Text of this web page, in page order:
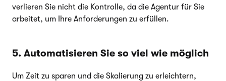
verlieren Sie nicht die Kontrolle, da die Agentur für Sie
arbeitet, um Ihre Anforderungen zu erfüllen.
5. Automatisieren Sie so viel wie möglich
Um Zeit zu sparen und die Skalierung zu erleichtern,